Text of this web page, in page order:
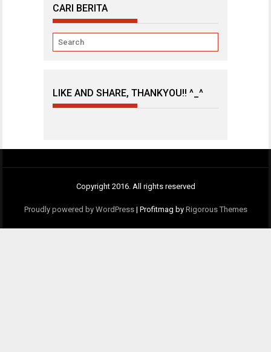
CARI BERITA
LIKE AND SHARE, THANKYOU!! ^_^
Copyright 2016. All rights reserved
Proudly powered by WordPress | Profitmag by Rigorous Themes